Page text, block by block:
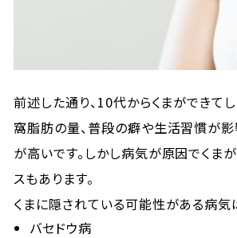
前述した通り、10代からくまができて
窩脂肪の量、普段の癖や生活習慣が
が高いです。しかし病気が原因でくま
スもあります。
くまに隠されている可能性がある病気
バセドウ病